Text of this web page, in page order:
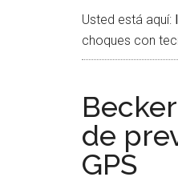
Usted está aquí:
choques con
de
GPS